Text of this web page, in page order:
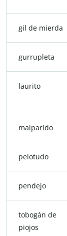
gil de mierda
gurrupleta
laurito
malparido
pelotudo
pendejo
tobogán de
piojos